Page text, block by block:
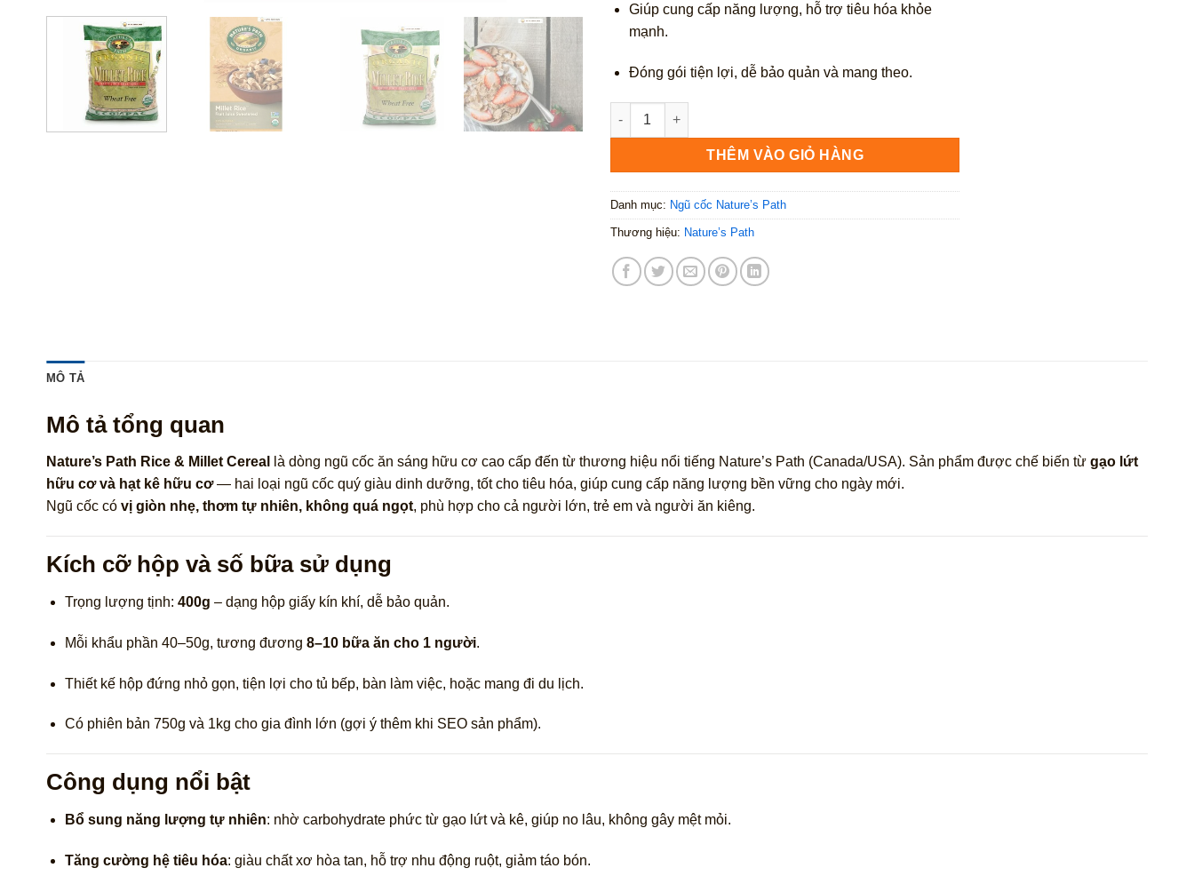
Giúp cung cấp năng lượng, hỗ trợ tiêu hóa khỏe
mạnh.
Đóng gói tiện lợi, dễ bảo quản và mang theo.
Nature’s Path Rice & Millet Cerea 400g số lượng
THÊM VÀO GIỎ HÀNG
Danh mục: Ngũ cốc Nature’s Path
Thương hiệu: Nature’s Path
MÔ TẢ
Mô tả tổng quan
Nature’s Path Rice & Millet Cereal là dòng ngũ cốc ăn sáng hữu cơ cao cấp đến từ thương hiệu nổi tiếng Nature’s Path (Canada/USA). Sản phẩm được chế biến từ gạo lứt
hữu cơ và hạt kê hữu cơ— hai loại ngũ cốc quý giàu dinh dưỡng, tốt cho tiêu hóa, giúp cung cấp năng lượng bền vững cho ngày mới.
Ngũ cốc có vị giòn nhẹ, thơm tự nhiên, không quá ngọt, phù hợp cho cả người lớn, trẻ em và người ăn kiêng.
Kích cỡ hộp và số bữa sử dụng
Trọng lượng tịnh: 400g – dạng hộp giấy kín khí, dễ bảo quản.
Mỗi khẩu phần 40–50g, tương đương 8–10 bữa ăn cho 1 người.
Thiết kế hộp đứng nhỏ gọn, tiện lợi cho tủ bếp, bàn làm việc, hoặc mang đi du lịch.
Có phiên bản 750g và 1kg cho gia đình lớn (gợi ý thêm khi SEO sản phẩm).
Công dụng nổi bật
Bổ sung năng lượng tự nhiên: nhờ carbohydrate phức từ gạo lứt và kê, giúp no lâu, không gây mệt mỏi.
Tăng cường hệ tiêu hóa: giàu chất xơ hòa tan, hỗ trợ nhu động ruột, giảm táo bón.